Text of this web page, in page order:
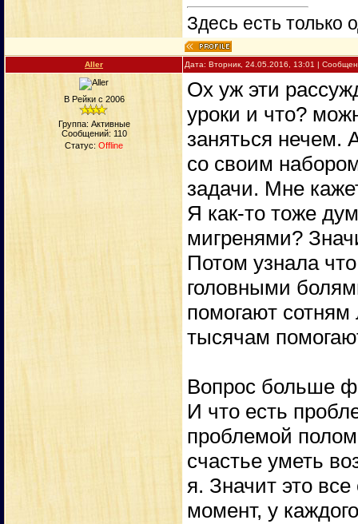
Здесь есть только
Aller Дата: Вторник, 24.05.2016, 13:01 |
В Рейки с 2006
Группа: Активные
Сообщений: 110
Статус: Offline
Ох уж эти
уроки и что?
заняться нечем.
со своим
задачи. Мне
Я как-то тоже
мигренями?
Потом узнала
головными
помогают
тысячам
Вопрос больше
И что есть
проблемой
счастье уметь
я. Значит это
момент, у